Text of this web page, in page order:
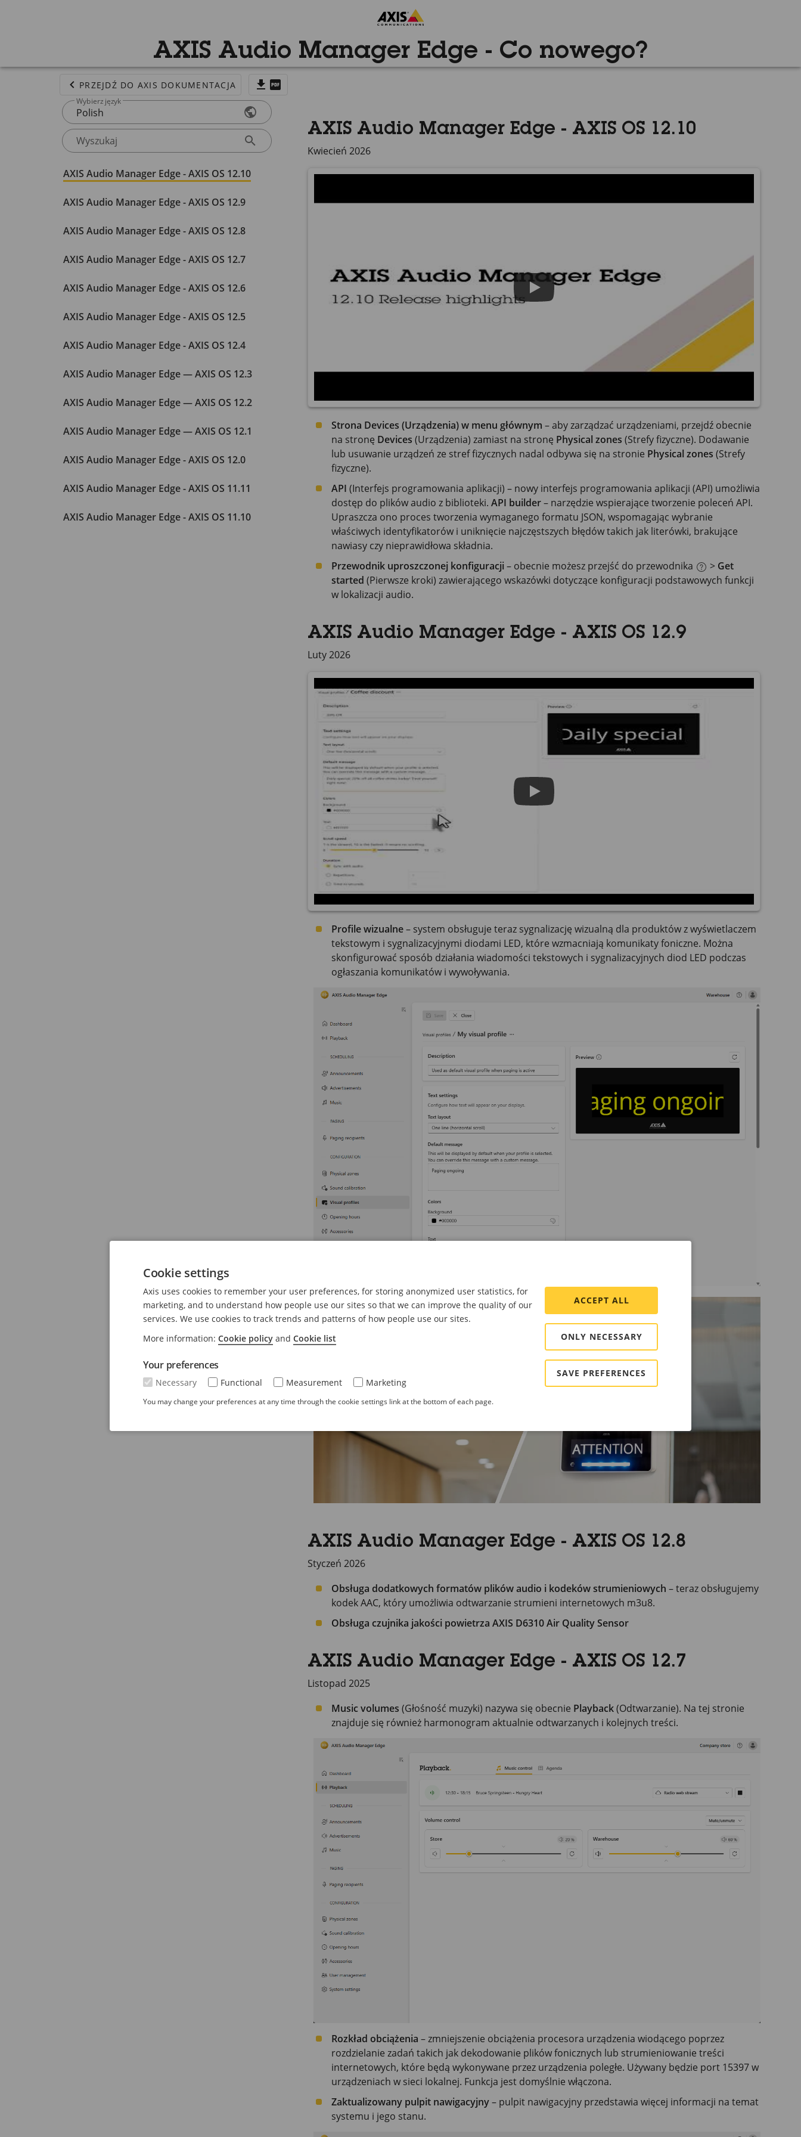
AXIS Audio Manager Edge - Co nowego?
PRZEJDŹ DO AXIS DOKUMENTACJA
Wybierz język
Polish
Wyszukaj
AXIS Audio Manager Edge - AXIS OS 12.10
AXIS Audio Manager Edge - AXIS OS 12.9
AXIS Audio Manager Edge - AXIS OS 12.8
AXIS Audio Manager Edge - AXIS OS 12.7
AXIS Audio Manager Edge - AXIS OS 12.6
AXIS Audio Manager Edge - AXIS OS 12.5
AXIS Audio Manager Edge - AXIS OS 12.4
AXIS Audio Manager Edge — AXIS OS 12.3
AXIS Audio Manager Edge — AXIS OS 12.2
AXIS Audio Manager Edge — AXIS OS 12.1
AXIS Audio Manager Edge - AXIS OS 12.0
AXIS Audio Manager Edge - AXIS OS 11.11
AXIS Audio Manager Edge - AXIS OS 11.10
AXIS Audio Manager Edge - AXIS OS 12.10
Kwiecień 2026
Strona Devices (Urządzenia) w menu głównym – aby zarządzać urządzeniami, przejdź obecnie
na stronę Devices (Urządzenia) zamiast na stronę Physical zones (Strefy fizyczne). Dodawanie
lub usuwanie urządzeń ze stref fizycznych nadal odbywa się na stronie Physical zones (Strefy
fizyczne).
API (Interfejs programowania aplikacji) – nowy interfejs programowania aplikacji (API) umożliwia
dostęp do plików audio z biblioteki. API builder– narzędzie wspierające tworzenie poleceń API.
Upraszcza ono proces tworzenia wymaganego formatu JSON, wspomagając wybranie
właściwych identyfikatorów i uniknięcie najczęstszych błędów takich jak literówki, brakujące
nawiasy czy nieprawidłowa składnia.
Przewodnik uproszczonej konfiguracji – obecnie możesz przejść do przewodnika > Get
started (Pierwsze kroki) zawierającego wskazówki dotyczące konfiguracji podstawowych funkcji
w lokalizacji audio.
AXIS Audio Manager Edge - AXIS OS 12.9
Luty 2026
Profile wizualne– system obsługuje teraz sygnalizację wizualną dla produktów z wyświetlaczem
tekstowym i sygnalizacyjnymi diodami LED, które wzmacniają komunikaty foniczne. Można
skonfigurować sposób działania wiadomości tekstowych i sygnalizacyjnych diod LED podczas
ogłaszania komunikatów i wywoływania.
AXIS Audio Manager Edge - AXIS OS 12.8
Styczeń 2026
Obsługa dodatkowych formatów plików audio i kodeków strumieniowych – teraz obsługujemy
kodek AAC, który umożliwia odtwarzanie strumieni internetowych m3u8.
Obsługa czujnika jakości powietrza AXIS D6310 Air Quality Sensor
AXIS Audio Manager Edge - AXIS OS 12.7
Listopad 2025
Music volumes (Głośność muzyki) nazywa się obecnie Playback(Odtwarzanie). Na tej stronie
znajduje się również harmonogram aktualnie odtwarzanych i kolejnych treści.
Rozkład obciążenia – zmniejszenie obciążenia procesora urządzenia wiodącego poprzez
rozdzielanie zadań takich jak dekodowanie plików fonicznych lub strumieniowanie treści
internetowych, które będą wykonywane przez urządzenia poległe. Używany będzie port 15397 w
urządzeniach w sieci lokalnej. Funkcja jest domyślnie włączona.
Zaktualizowany pulpit nawigacyjny– pulpit nawigacyjny przedstawia więcej informacji na temat
systemu i jego stanu.
Cookie settings
Axis uses cookies to remember your user preferences, for storing anonymized user statistics, for
marketing, and to understand how people use our sites so that we can improve the quality of our
services. We use cookies to track trends and patterns of how people use our sites.
More information: Cookie policy and Cookie list
Your preferences
Necessary Functional Measurement Marketing
You may change your preferences at any time through the cookie settings link at the bottom of each page.
ACCEPT ALL
ONLY NECESSARY
SAVE PREFERENCES